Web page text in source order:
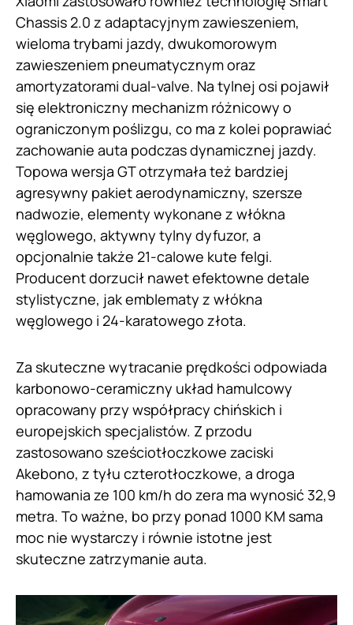
Chassis 2.0 z adaptacyjnym zawieszeniem,
wieloma trybami jazdy, dwukomorowym
zawieszeniem pneumatycznym oraz
amortyzatorami dual-valve. Na tylnej osi pojawił
się elektroniczny mechanizm różnicowy o
ograniczonym poślizgu, co ma z kolei poprawiać
zachowanie auta podczas dynamicznej jazdy.
Topowa wersja GT otrzymała też bardziej
agresywny pakiet aerodynamiczny, szersze
nadwozie, elementy wykonane z włókna
węglowego, aktywny tylny dyfuzor, a
opcjonalnie także 21-calowe kute felgi.
Producent dorzucił nawet efektowne detale
stylistyczne, jak emblematy z włókna
węglowego i 24-karatowego złota.
Za skuteczne wytracanie prędkości odpowiada
karbonowo-ceramiczny układ hamulcowy
opracowany przy współpracy chińskich i
europejskich specjalistów. Z przodu
zastosowano sześciotłoczkowe zaciski
Akebono, z tyłu czterotłoczkowe, a droga
hamowania ze 100 km/h do zera ma wynosić 32,9
metra. To ważne, bo przy ponad 1000 KM sama
moc nie wystarczy i równie istotne jest
skuteczne zatrzymanie auta.